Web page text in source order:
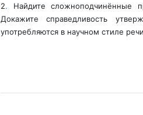
2. Найдите сложноподчинённые
Докажите справедливость
употребляются в научном стиле